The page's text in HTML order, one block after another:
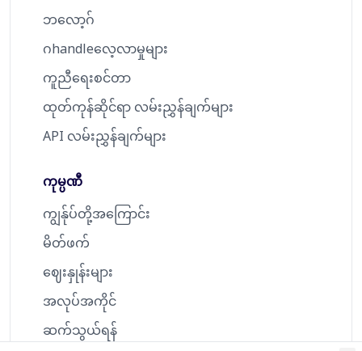
ဘလော့ဂ်
ဂhandleလေ့လာမှုများ
ကူညီရေးစင်တာ
ထုတ်ကုန်ဆိုင်ရာ လမ်းညွှန်ချက်များ
API လမ်းညွှန်ချက်များ
ကုမ္ပဏီ
ကျွန်ုပ်တို့အကြောင်း
မိတ်ဖက်
ဈေးနှုန်းများ
အလုပ်အကိုင်
ဆက်သွယ်ရန်